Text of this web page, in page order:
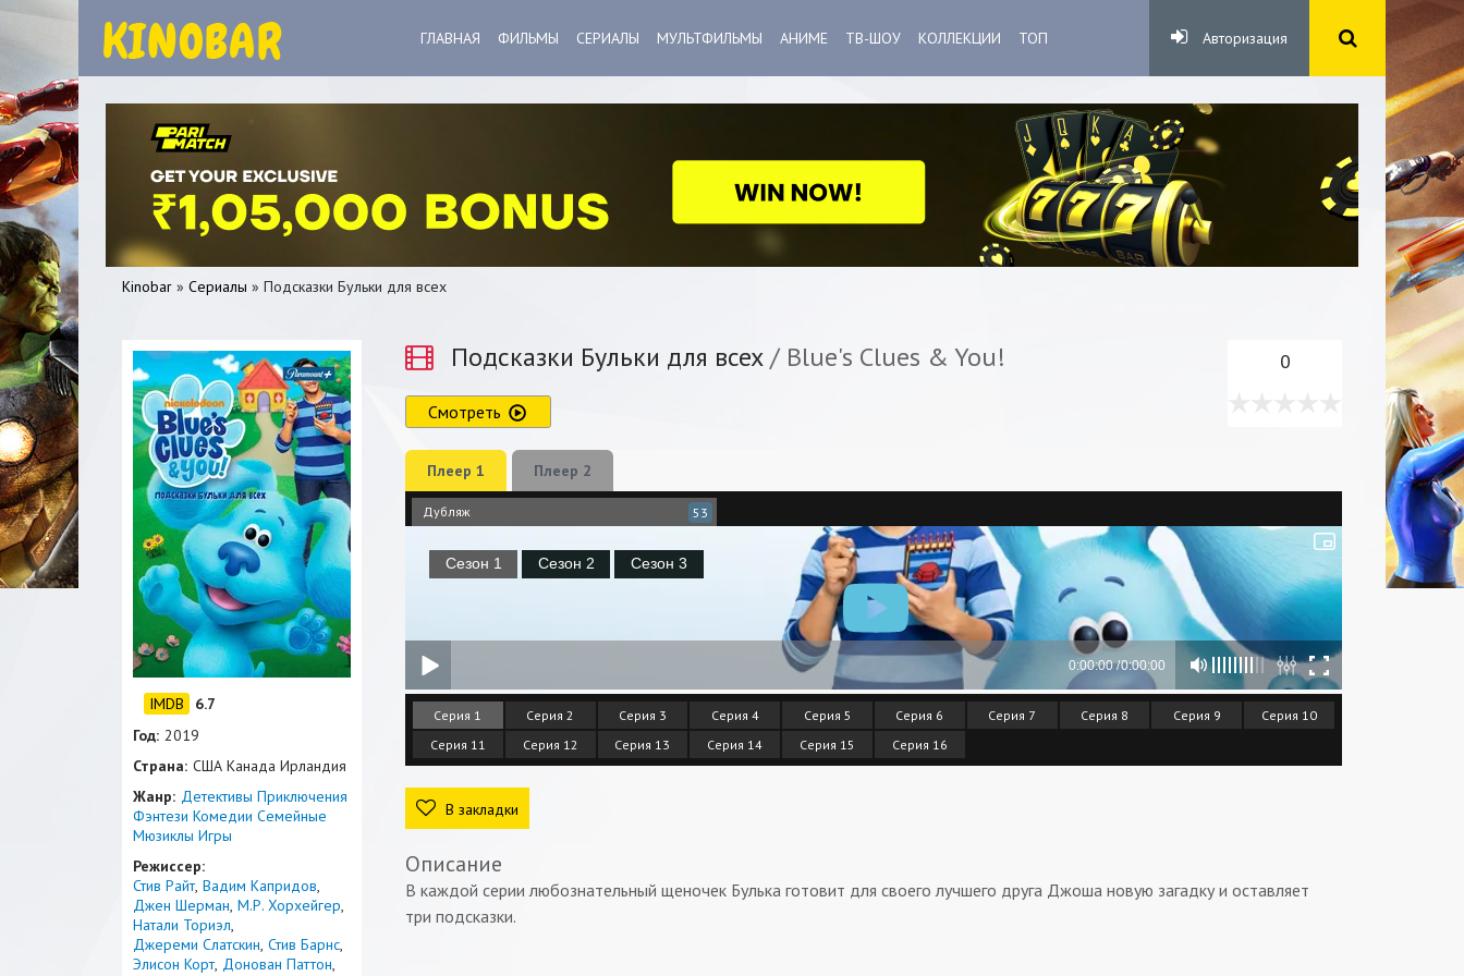
ГЛАВНАЯ ФИЛЬМЫ СЕРИАЛЫ МУЛЬТФИЛЬМЫ АНИМЕ ТВ-ШОУ КОЛЛЕКЦИИ ТОП Авторизация
Kinobar » Сериалы » Подсказки Бульки для всех
Подсказки Бульки для всех/ Blue's Clues & You! 0
0
1 2 3 4 5 Смотреть
Плеер 1 Плеер 2
Дубляж 53
Серия 1 Серия 2 Серия 3 Серия 4 Серия 5 Серия 6 Серия 7 Серия 8 Серия 9
Серия 10
Серия 11
Серия 12 Серия 13 Серия 14 Серия 15 Серия 16
В закладки
Описание
В каждой серии любознательный щеночек Булька готовит для своего лучшего друга Джоша новую загадку и оставляет
три подсказки.
6.7
Год: 2019
Страна: США Канада Ирландия
Жанр: Детективы Приключения
Фэнтези Комедии Семейные
Мюзиклы Игры
Режиссер:
Стив Райт Вадим Капридов
Джен Шерман М.Р. Хорхейгер
Натали Ториэл
Джереми Слатскин Стив Барнс
Элисон Корт Донован Паттон